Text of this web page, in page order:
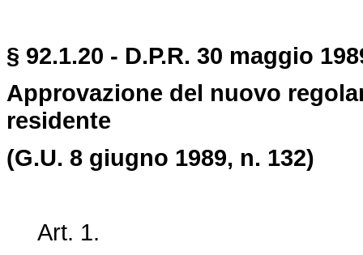
§ 92.1.20 - D.P.R. 30 maggio
Approvazione del nuovo
residente
(G.U. 8 giugno 1989, n. 132)
Art. 1.